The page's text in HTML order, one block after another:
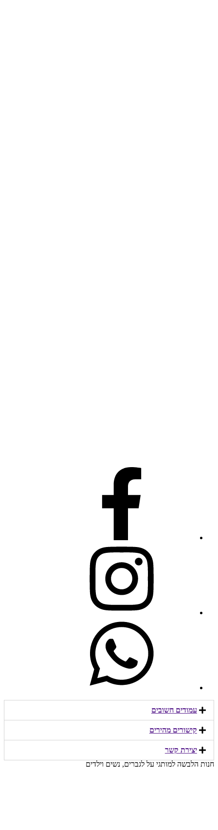
עמודים חשובים
קישורים מהירים​
יצירת קשר​
חנות הלבשה למותגי על לגברים, נשים וילדים